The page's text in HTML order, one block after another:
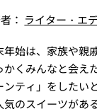
： ライター・エ
始は、家族や親
くみんなと会え
ティ」をしたい
のスイーツがあ